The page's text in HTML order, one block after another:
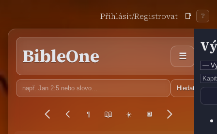
Přihlásit/Registrovat 📑 ❔
BibleOne ☰
Hledat
¶ 📖 ☀️ 🔲